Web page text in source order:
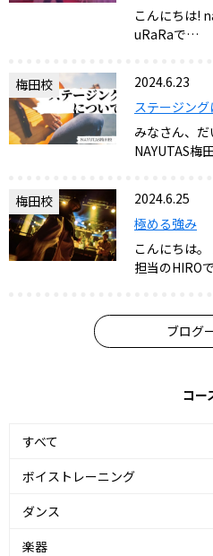
こんにちは!
uRaRaで…
梅田校
2024.6.23
ステージング
みなさん、だ
NAYUTAS梅
梅田校
2024.6.25
極める強み
こんにちは
担当のHIRO
ブログ
コー
すべて
ボイストレーニング
ダンス
楽器